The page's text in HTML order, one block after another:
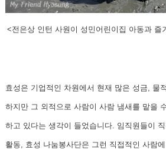
<전은상 인턴 사원이 성민어린이집 아동과 즐
효성은 기업적인 차원에서 현재 많은 성금, 물
하지만 그 외적으로 사람이 사람 냄새를 맡을
하고 있다는 생각이 들었습니다. 임직원들이
활동, 효성 나눔봉사단은 그런 직접적인 사람